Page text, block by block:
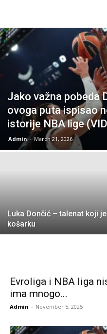
Jako važna pobeda
ovoga puta ispisao
istorije NBA lige
Admin - March 21, 2026
Luka Dončić – talenat koji
košarku
Evroliga i NBA liga
ima mnogo...
Admin - November 5, 2025